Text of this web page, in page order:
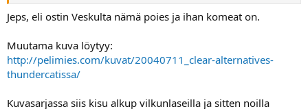
Jeps, eli ostin Veskulta nämä poies ja ihan komeat on.
Muutama kuva löytyy:
http://pelimies.com/kuvat/20040711_clear-alternatives-
thundercatissa/
Kuvasarjassa siis kisu alkup vilkunlaseilla ja sitten noilla